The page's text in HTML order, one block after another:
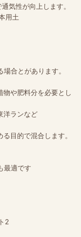
気性が向上します。
用土
合とがあります。
や肥料分を必要とし
洋ランなど
目的で混合します。
最適です
2